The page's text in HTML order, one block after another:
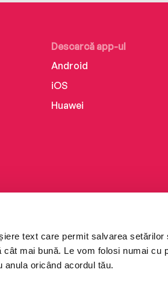
text care permit salvarea setărilor
mai bună. Le vom folosi numai cu
oricând acordul tău.
Descarcă app-ul
Android
iOS
Huawei